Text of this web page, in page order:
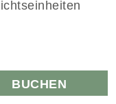
BUCHEN